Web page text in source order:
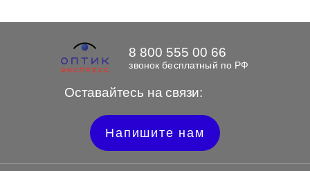
Оставайтесь на связи:
8 800 555 00 66
звонок бесплатный по РФ
Напишите нам